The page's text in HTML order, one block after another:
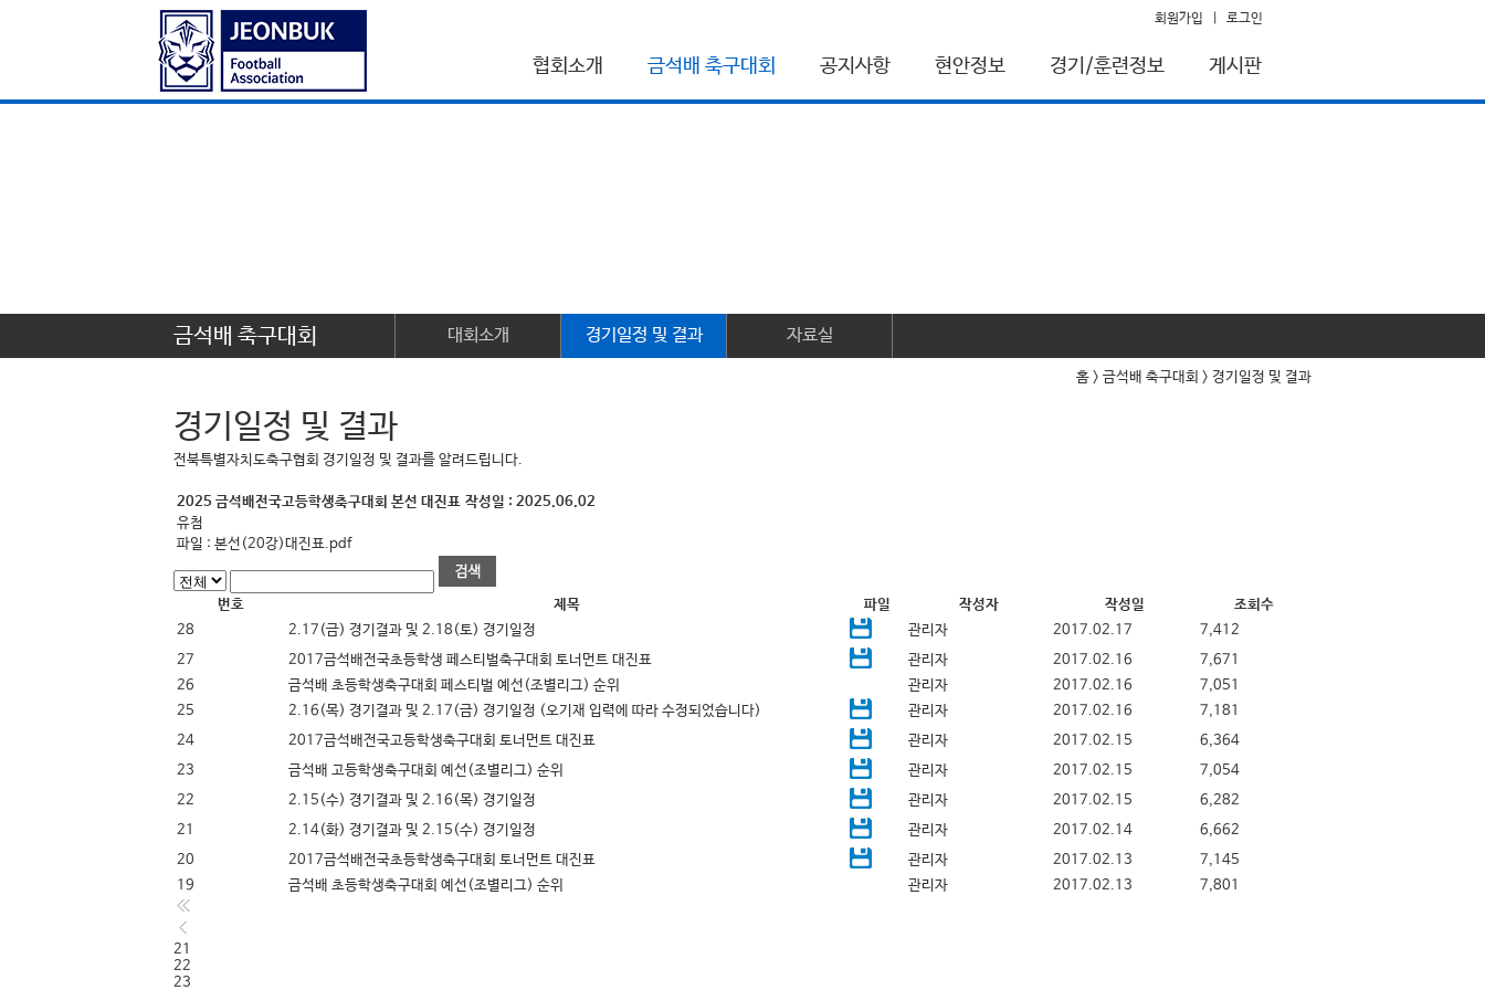
회원가입 로그인
협회소개 금석배 축구대회 공지사항 현안정보 경기/훈련정보 게시판
금석배 축구대회 대회소개 경기일정 및 결과 자료실
홈 > 금석배 축구대회 > 경기일정 및 결과
경기일정 및 결과
전북특별자치도축구협회 경기일정 및 결과를 알려드립니다.
2025 금석배전국고등학생축구대회 본선 대진표 작성일 : 2025.06.02
유첨
파일 : 본선(20강)대진표.pdf
번호 제목 파일 작성자 작성일
조회수
28
2.17(금) 경기결과 및 2.18(토) 경기일정 관리자 2017.02.17
7,412
27
2017금석배전국초등학생 페스티벌축구대회 토너먼트 대진표 관리자 2017.02.16
7,671
26
금석배 초등학생축구대회 페스티벌 예선(조별리그) 순위 관리자 2017.02.16
7,051
25
2.16(목) 경기결과 및 2.17(금) 경기일정 (오기재 입력에 따라 수정되었습니다) 관리자 2017.02.16
7,181
24
2017금석배전국고등학생축구대회 토너먼트 대진표 관리자 2017.02.15
6,364
23
금석배 고등학생축구대회 예선(조별리그) 순위 관리자 2017.02.15
7,054
22
2.15(수) 경기결과 및 2.16(목) 경기일정 관리자 2017.02.15
6,282
21
2.14(화) 경기결과 및 2.15(수) 경기일정 관리자 2017.02.14
6,662
20
2017금석배전국초등학생축구대회 토너먼트 대진표 관리자 2017.02.13
7,145
19
금석배 초등학생축구대회 예선(조별리그) 순위 관리자 2017.02.13 7,801
21
22
23